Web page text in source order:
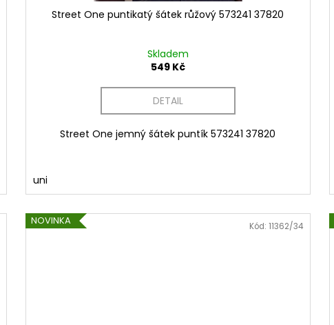
Street One puntikatý šátek růžový 573241 37820
Skladem
549 Kč
DETAIL
Street One jemný šátek puntík 573241 37820
uni
NOVINKA Kód:11362/34